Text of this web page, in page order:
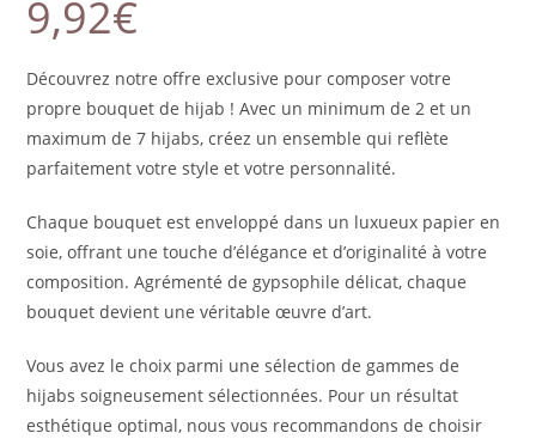
9,92€
Découvrez notre offre exclusive pour composer votre
propre bouquet de hijab ! Avec un minimum de 2 et un
maximum de 7 hijabs, créez un ensemble qui reflète
parfaitement votre style et votre personnalité.
Chaque bouquet est enveloppé dans un luxueux papier en
soie, offrant une touche d’élégance et d’originalité à votre
composition. Agrémenté de gypsophile délicat, chaque
bouquet devient une véritable œuvre d’art.
Vous avez le choix parmi une sélection de gammes de
hijabs soigneusement sélectionnées. Pour un résultat
esthétique optimal, nous vous recommandons de choisir